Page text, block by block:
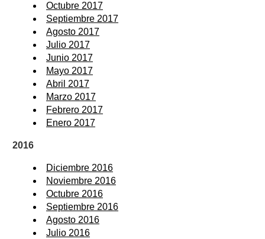
Octubre 2017
Septiembre 2017
Agosto 2017
Julio 2017
Junio 2017
Mayo 2017
Abril 2017
Marzo 2017
Febrero 2017
Enero 2017
2016
Diciembre 2016
Noviembre 2016
Octubre 2016
Septiembre 2016
Agosto 2016
Julio 2016